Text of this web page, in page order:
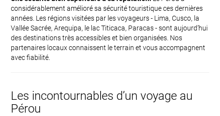
considérablement amélioré sa sécurité touristique ces dernières
années. Les régions visitées par les voyageurs - Lima, Cusco, la
Vallée Sacrée, Arequipa, le lac Titicaca, Paracas - sont aujourd’hui
des destinations très accessibles et bien organisées. Nos
partenaires locaux connaissent le terrain et vous accompagnent
avec fiabilité.
Les incontournables d’un voyage au
Pérou